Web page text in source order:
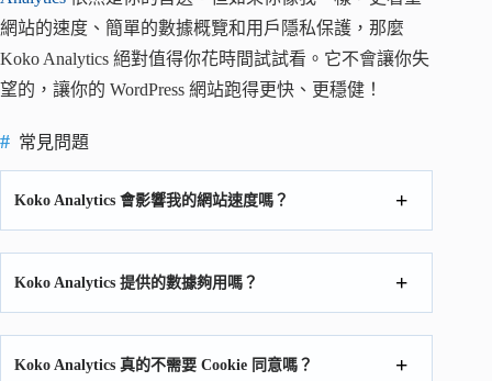
網站的速度、簡單的數據概覽和用戶隱私保護，那麼
Koko Analytics 絕對值得你花時間試試看。它不會讓你失
望的，讓你的 WordPress 網站跑得更快、更穩健！
常見問題
Koko Analytics 會影響我的網站速度嗎？
Koko Analytics 提供的數據夠用嗎？
Koko Analytics 真的不需要 Cookie 同意嗎？